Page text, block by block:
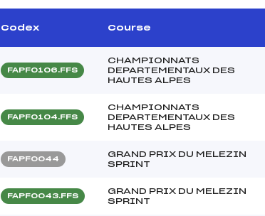
Codex Course
FAPF0106.FFS
CHAMPIONNATS
DEPARTEMENTAUX DES
HAUTES ALPES
FAPF0104.FFS
CHAMPIONNATS
DEPARTEMENTAUX DES
HAUTES ALPES
FAPF0044
GRAND PRIX DU MELEZIN
SPRINT
FAPF0043.FFS
GRAND PRIX DU MELEZIN
SPRINT